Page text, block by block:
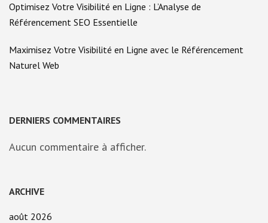
Optimisez Votre Visibilité en Ligne : L’Analyse de
Référencement SEO Essentielle
Maximisez Votre Visibilité en Ligne avec le Référencement
Naturel Web
DERNIERS COMMENTAIRES
Aucun commentaire à afficher.
ARCHIVE
août 2026